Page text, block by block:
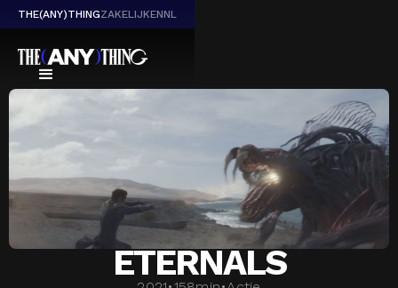
THE(ANY)THINGZAKELIJKENNL
ETERNALS